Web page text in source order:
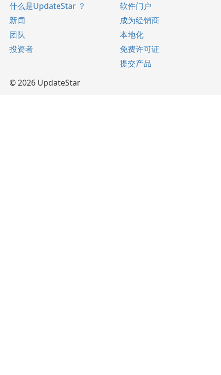
什么是UpdateStar ？
新闻
团队
投资者
软件门户
成为经销商
本地化
免费许可证
提交产品
© 2026 UpdateStar